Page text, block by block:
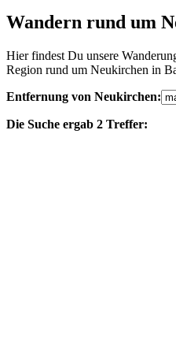
Wandern rund um
Hier findest Du unsere
Region rund um Neukirchen in
Entfernung von Neukirchen:
Die Suche ergab 2 Treffer: